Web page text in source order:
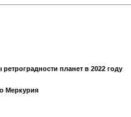
планет в 2022 году
Меркурия